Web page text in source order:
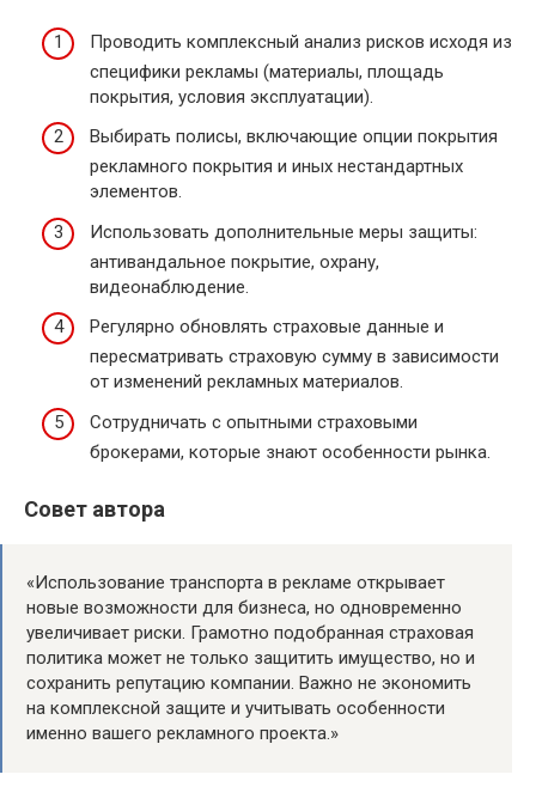
Проводить комплексный анализ рисков исходя из
специфики рекламы (материалы, площадь
покрытия, условия эксплуатации).
Выбирать полисы, включающие опции покрытия
рекламного покрытия и иных нестандартных
элементов.
Использовать дополнительные меры защиты:
антивандальное покрытие, охрану,
видеонаблюдение.
Регулярно обновлять страховые данные и
пересматривать страховую сумму в зависимости
от изменений рекламных материалов.
Сотрудничать с опытными страховыми
брокерами, которые знают особенности рынка.
Совет автора
«Использование транспорта в рекламе открывает
новые возможности для бизнеса, но одновременно
увеличивает риски. Грамотно подобранная страховая
политика может не только защитить имущество, но и
сохранить репутацию компании. Важно не экономить
на комплексной защите и учитывать особенности
именно вашего рекламного проекта.»